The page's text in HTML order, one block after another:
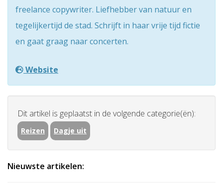
freelance copywriter. Liefhebber van natuur en
tegelijkertijd de stad. Schrijft in haar vrije tijd fictie
en gaat graag naar concerten.
Website
Dit artikel is geplaatst in de volgende categorie(ën):
Reizen Dagje uit
Nieuwste artikelen: